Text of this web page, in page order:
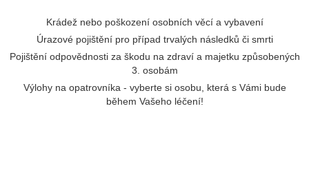
Krádež nebo poškození osobních věcí a vybavení
Úrazové pojištění pro případ trvalých následků či smrti
Pojištění odpovědnosti za škodu na zdraví a majetku způsobených
3. osobám
Výlohy na opatrovníka - vyberte si osobu, která s Vámi bude
během Vašeho léčení!